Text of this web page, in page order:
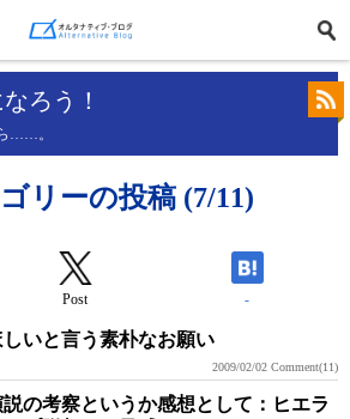
ろう！
……。
リーの投稿 (7/11)
Post -
いと言う素朴なお願い
2009/02/02 Comment(11)
の考察というか感想として：ヒエラ